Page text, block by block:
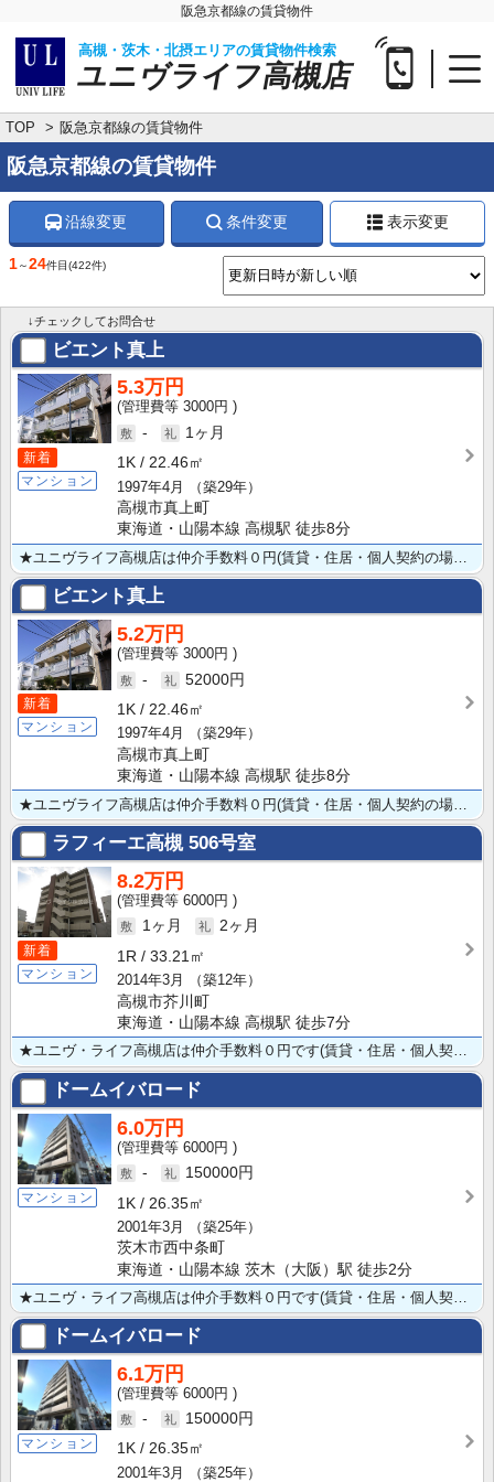
阪急京都線の賃貸物件
高槻・茨木・北摂エリアの賃貸物件検索
ユニヴライフ高槻店
TOP 阪急京都線の賃貸物件
阪急京都線の賃貸物件
沿線変更 条件変更 表示変更
1～24件目(422件)
↓チェックしてお問合せ
ビエント真上
新着
マンション
5.3万円
3000円
-
1ヶ月
1K
22.46㎡
1997年4月
（築29年）
高槻市真上町
東海道・山陽本線 高槻駅 徒歩8分
★ユニヴライフ高槻店は仲介手数料０円(賃貸・住居・個人契約の場合） ★インターネット無料★オートロッ･･･
ビエント真上
新着
マンション
5.2万円
3000円
-
52000円
1K
22.46㎡
1997年4月
（築29年）
高槻市真上町
東海道・山陽本線 高槻駅 徒歩8分
ラフィーエ高槻506号室
新着
マンション
8.2万円
6000円
1ヶ月
2ヶ月
1R
33.21㎡
2014年3月
（築12年）
高槻市芥川町
東海道・山陽本線 高槻駅 徒歩7分
★ユニヴ・ライフ高槻店は仲介手数料０円です(賃貸・住居・個人契約の場合)★ ★駅近★オートロック・防･･･
ドームイバロード
マンション
6.0万円
6000円
-
150000円
1K
26.35㎡
2001年3月
（築25年）
茨木市西中条町
東海道・山陽本線 茨木（大阪）駅 徒歩2分
★ユニヴ・ライフ高槻店は仲介手数料０円です(賃貸・住居・個人契約の場合)★立命館大学大阪いばらきキャ･･･
ドームイバロード
マンション
6.1万円
6000円
-
150000円
1K
26.35㎡
2001年3月
（築25年）